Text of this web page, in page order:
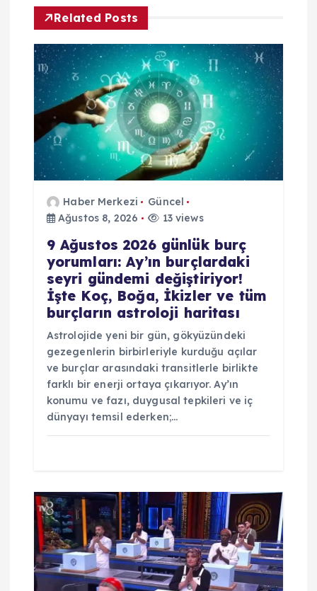
m
e
s
Related Posts
Haber Merkezi
Güncel
Ağustos 8, 2026
13 views
9 Ağustos 2026 günlük burç
yorumları: Ay’ın burçlardaki
seyri gündemi değiştiriyor!
İşte Koç, Boğa, İkizler ve tüm
burçların astroloji haritası
Astrolojide yeni bir gün, gökyüzündeki
gezegenlerin birbirleriyle kurduğu açılar
ve burçlar arasındaki transitlerle birlikte
farklı bir enerji ortaya çıkarıyor. Ay’ın
konumu ve fazı, duygusal tepkileri ve iç
dünyayı temsil ederken;…